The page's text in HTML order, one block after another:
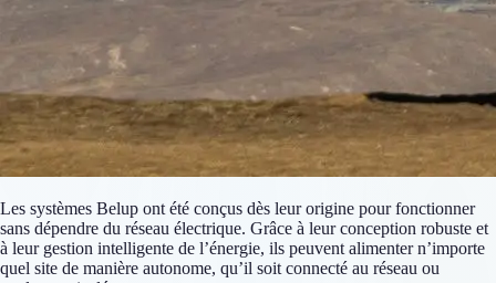
Les systèmes Belup ont été conçus dès leur origine pour fonctionner
sans dépendre du réseau électrique. Grâce à leur conception robuste et
à leur gestion intelligente de l’énergie, ils peuvent alimenter n’importe
quel site de manière autonome, qu’il soit connecté au réseau ou